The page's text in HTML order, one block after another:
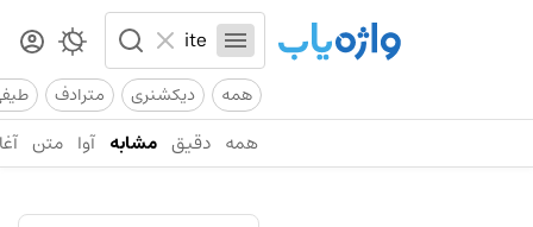
همه دیکشنری مترادف
همه دقیق مشابه آوا متن